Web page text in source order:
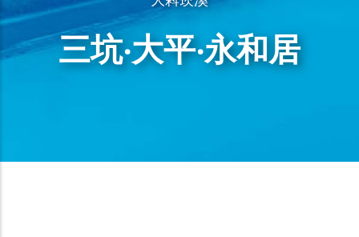
三坑‧大平‧永和居